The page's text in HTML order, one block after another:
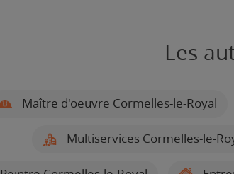
Les
Maître d'oeuvre Cormelles-le-Royal
Multiservices Cormelles-le-